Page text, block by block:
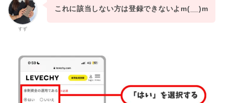
すず
これに該当しない方は登録できないよm(__)m